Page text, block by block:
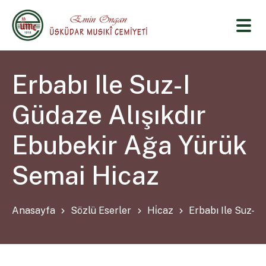
Erbabı Ile Suz-I
Güdaze Alışıkdır
Ebubekir Ağa Yürük
Semai Hicaz
Anasayfa Sözlü Eserler Hi̇caz Erbabı Ile Suz-I